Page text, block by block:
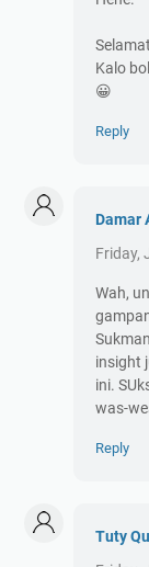
Kalo
😀
Reply
Damar
Friday,
Wah,
insight
ini.
was-
Reply
Tuty